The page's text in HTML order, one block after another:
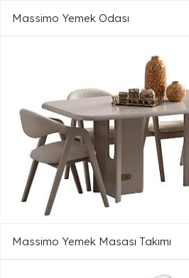
Massimo Yemek Odası
Massimo Yemek Masası Takımı